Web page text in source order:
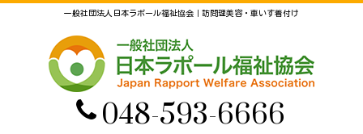
一般社団法人日本ラポール福祉協会｜訪問理美容・車いす着付け
048-593-6666